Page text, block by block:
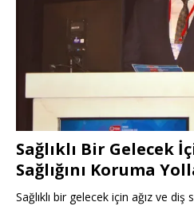
Sağlıklı Bir Gelecek
Sağlığını Koruma
Sağlıklı bir gelecek için ağız ve diş